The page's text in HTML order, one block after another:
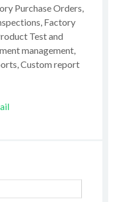
Purchase Orders,
Factory
Test and
management,
Custom report